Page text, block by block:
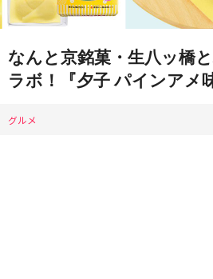
なんと京銘菓・生八ッ橋
ラボ！『夕子 パインアメ
グルメ